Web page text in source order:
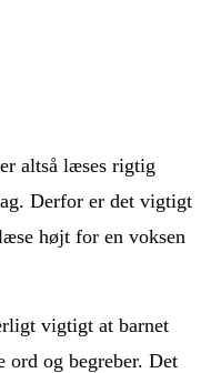
altså læses rigtig
Derfor er det vigtigt
højt for en voksen
vigtigt at barnet
ord og begreber. Det